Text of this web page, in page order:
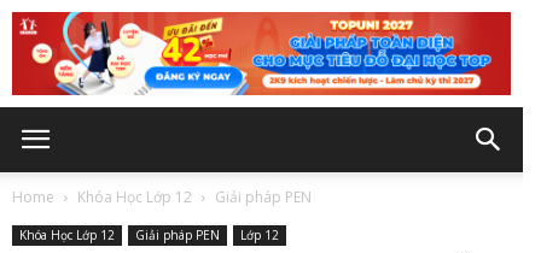
Home Khóa Học Lớp 12 Giải pháp PEN
Khóa Học Lớp 12 Giải pháp PEN Lớp 12